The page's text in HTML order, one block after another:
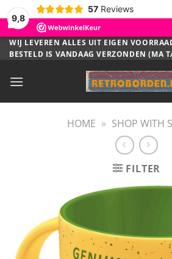
9,8
57 Reviews
Ga
naar
WIJ LEVEREN ALLES UIT EIGEN
BESTELD IS VANDAAG VERZONDEN (MA
HOME » SHOP WITH
FILTER